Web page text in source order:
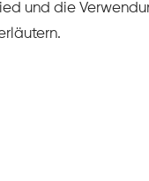
und die